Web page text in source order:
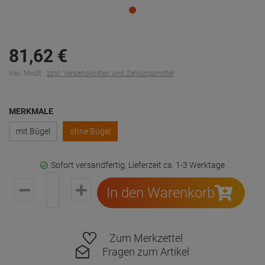
81,62 €
inkl. MwSt. zzgl. Versandkosten und Zahlungsmittel
MERKMALE
mit Bügel ohne Bügel
Sofort versandfertig, Lieferzeit ca. 1-3 Werktage
In den Warenkorb
Zum Merkzettel
Fragen zum Artikel